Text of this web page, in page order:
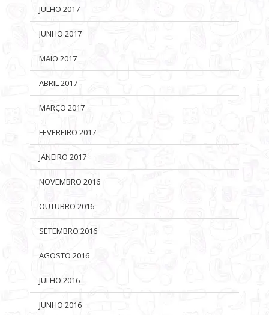
JULHO 2017
JUNHO 2017
MAIO 2017
ABRIL 2017
MARÇO 2017
FEVEREIRO 2017
JANEIRO 2017
NOVEMBRO 2016
OUTUBRO 2016
SETEMBRO 2016
AGOSTO 2016
JULHO 2016
JUNHO 2016